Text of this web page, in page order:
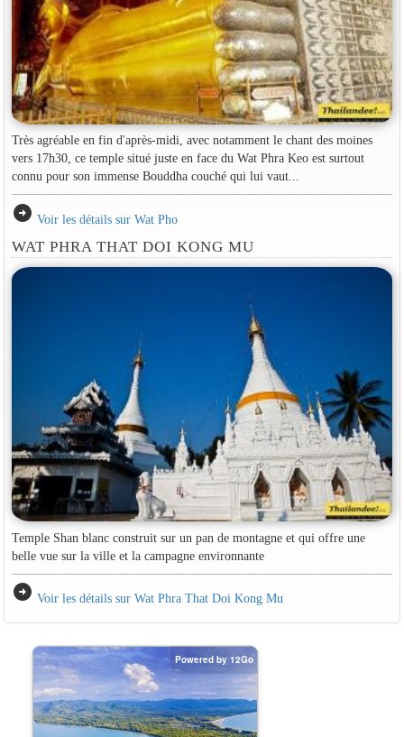
Très agréable en fin d'après-midi, avec notamment le chant des moines
vers 17h30, ce temple situé juste en face du Wat Phra Keo est surtout
connu pour son immense Bouddha couché qui lui vaut...
arrow_circle_right Voir les détails sur Wat Pho
WAT PHRA THAT DOI KONG MU
Temple Shan blanc construit sur un pan de montagne et qui offre une
belle vue sur la ville et la campagne environnante
arrow_circle_right Voir les détails sur Wat Phra That Doi Kong Mu